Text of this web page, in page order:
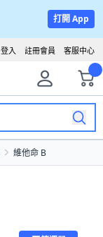
打開 App
客服中心
註冊會員
登入
維他命 B